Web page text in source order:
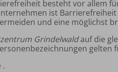
besteht vor allem
ist
und eine möglichst
Grindelwaldauf die
gelten
.